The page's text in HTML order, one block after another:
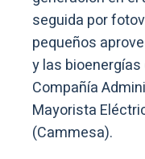
seguida por
pequeños
y las bioenergías
Compañía
Mayorista
(Cammesa).